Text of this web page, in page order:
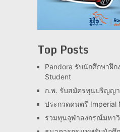
Top Posts
Pandora รับนักศึกษาฝึก
Student
ก.พ. รับสมัครทุนปริญญ
ประกวดดนตรี Imperial
รวมทุนจุฬาลงกรณ์มหา